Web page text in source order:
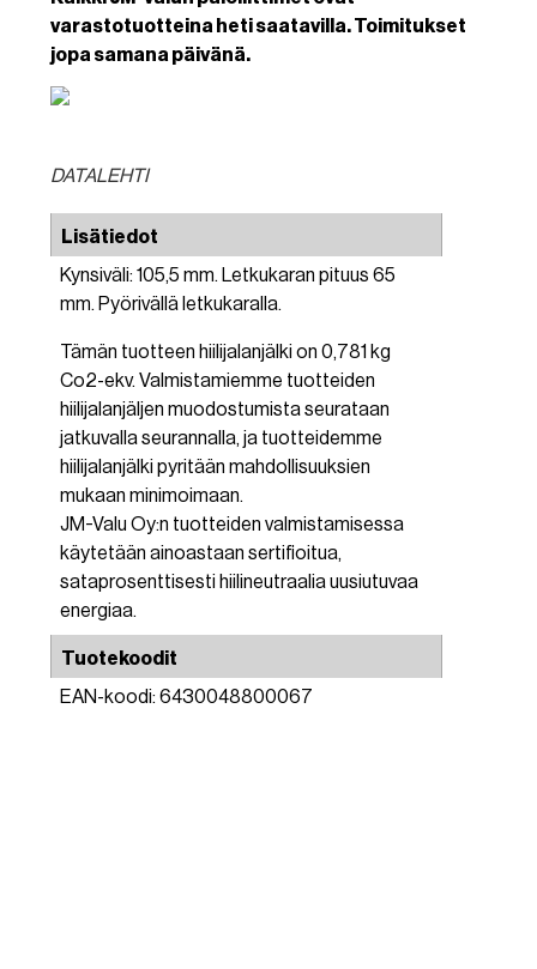
varastotuotteina heti saatavilla. Toimitukset
jopa samana päivänä.
DATALEHTI
Lisätiedot
Kynsiväli: 105,5 mm. Letkukaran pituus 65
mm. Pyörivällä letkukaralla.
Tämän tuotteen hiilijalanjälki on 0,781 kg
Co2-ekv. Valmistamiemme tuotteiden
hiilijalanjäljen muodostumista seurataan
jatkuvalla seurannalla, ja tuotteidemme
hiilijalanjälki pyritään mahdollisuuksien
mukaan minimoimaan.
JM-Valu Oy:n tuotteiden valmistamisessa
käytetään ainoastaan sertifioitua,
sataprosenttisesti hiilineutraalia uusiutuvaa
energiaa.
Tuotekoodit
EAN-koodi: 6430048800067